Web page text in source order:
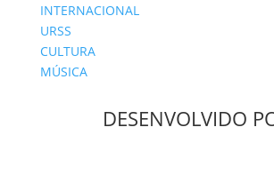
INTERNACIONAL
URSS
CULTURA
MÚSICA
DESENVOLVIDO